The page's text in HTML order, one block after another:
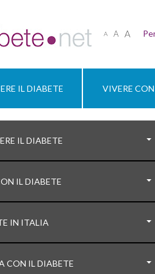
A A A
IL DIABETE VIVERE
IL DIABETE
IL DIABETE
IN ITALIA
CON IL DIABETE